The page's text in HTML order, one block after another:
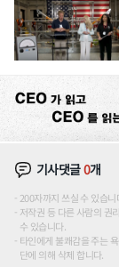
기사댓글0개
200자까지 쓰실 수 있습
저작권 등 다른 사람의 권
수 있습니다.
타인에게 불쾌감을 주는
단에 의해 삭제 합니다.